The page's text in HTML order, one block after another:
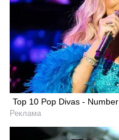
Top 10 Pop Divas -
Реклама